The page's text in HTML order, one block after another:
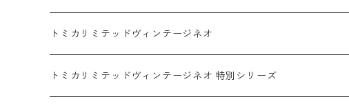
日産 / NISSAN
スバル / SUBARU
赤箱 - 絶版（廃盤）トミカ No.1-9
赤箱 - 絶版（廃盤）トミカ No.10-19
赤箱 - 絶版（廃盤）ロングトミカ No.121-
赤箱 - 車種別
TLV - No. LV-00-09
TLV - No. LV-10-19
TLV - 車種別
乗用車
トミカリミテッドヴィンテージネオ
TLVN - NEW LINEUP
トミカリミテッドヴィンテージネオ 特別シリーズ